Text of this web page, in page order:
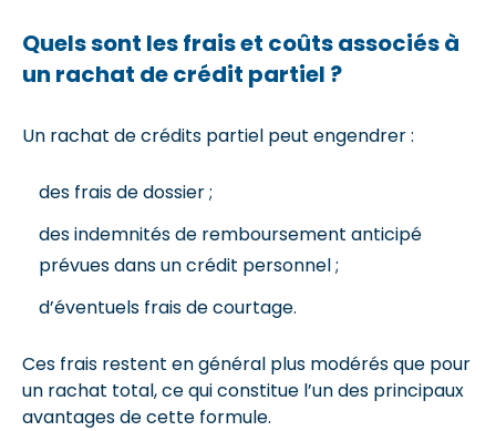
Quels sont les frais et coûts associés à
un rachat de crédit partiel ?
Un rachat de crédits partiel peut engendrer :
des frais de dossier ;
des indemnités de remboursement anticipé
prévues dans un crédit personnel ;
d’éventuels frais de courtage.
Ces frais restent en général plus modérés que pour
un rachat total, ce qui constitue l’un des principaux
avantages de cette formule.